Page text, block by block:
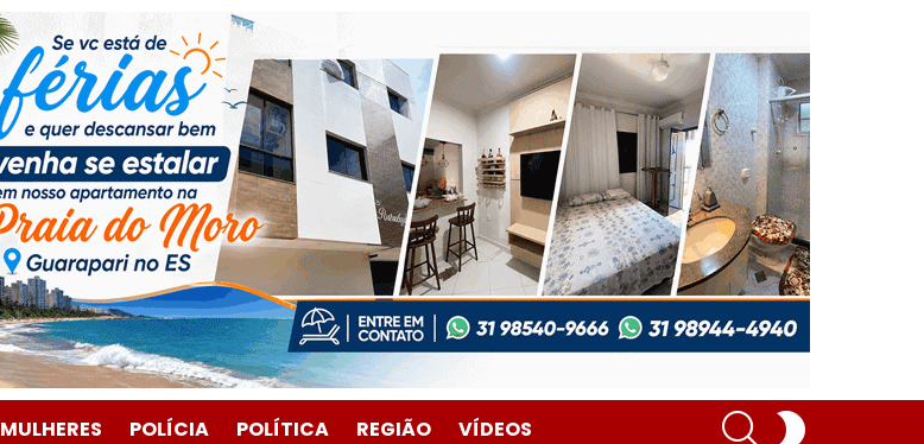
MULHERES POLÍCIA POLÍTICA REGIÃO VÍDEOS
SEARCH